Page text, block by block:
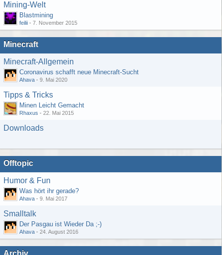
Mining-Welt
Blastmining
feilii - 7. November 2015
Minecraft
Minecraft-Allgemein
Coronavirus schafft neue Minecraft-Sucht
Ahava - 9. Mai 2020
Tipps & Tricks
Minen Leicht Gemacht
Rhaxus - 22. Mai 2015
Downloads
Offtopic
Humor & Fun
Was hört ihr gerade?
Ahava - 9. Mai 2017
Smalltalk
Der Pasgau ist Wieder Da ;-)
Ahava - 24. August 2016
Archiv